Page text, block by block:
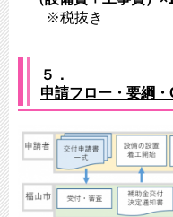
※税抜き
５．
申請フロー・要綱